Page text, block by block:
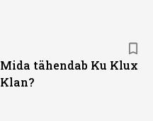
Mida tähendab Ku Klux
Klan?